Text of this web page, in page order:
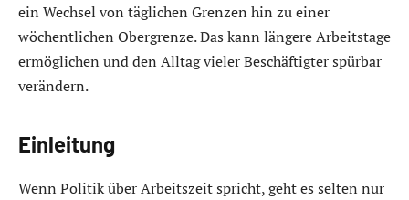
ein Wechsel von täglichen Grenzen hin zu einer
wöchentlichen Obergrenze. Das kann längere Arbeitstage
ermöglichen und den Alltag vieler Beschäftigter spürbar
verändern.
Einleitung
Wenn Politik über Arbeitszeit spricht, geht es selten nur